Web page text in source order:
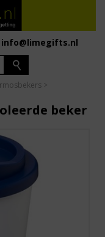
info@limegifts.nl
>
beker